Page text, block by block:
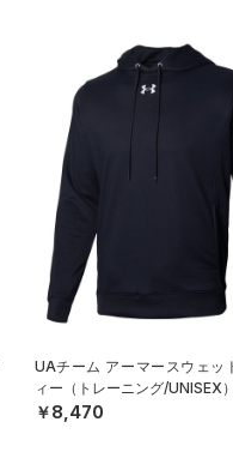
UAチーム アーマースウェッ
ィー（トレーニング/UNISEX）
￥8,470